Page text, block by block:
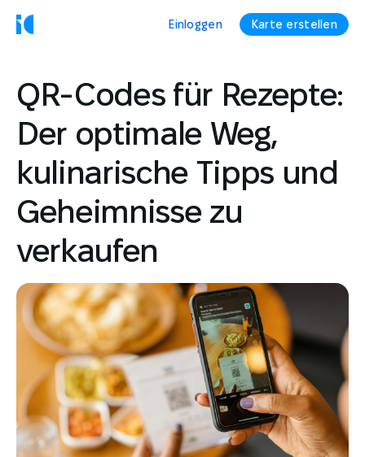
Einloggen Karte erstellen
QR-Codes für Rezepte:
Der optimale Weg,
kulinarische Tipps und
Geheimnisse zu
verkaufen